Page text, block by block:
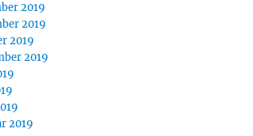
2019
2019
2019
2019
2019